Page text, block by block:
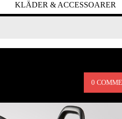
KLÄDER & ACCESSOARER
0